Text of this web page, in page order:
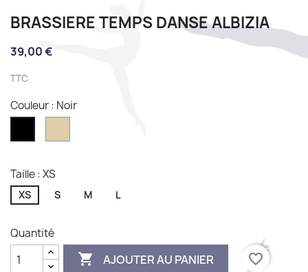
BRASSIERE TEMPS DANSE ALBIZIA
39,00 €
TTC
Couleur : Noir
Taille : XS
XS S M L
Quantité
 AJOUTER AU PANIER favorite_border